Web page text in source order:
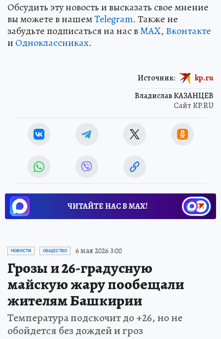
Обсудить эту новость и высказать свое мнение
вы можете в нашемTelegram. Также не
забудьте подписаться на нас вMAX, Вконтакте
и Одноклассниках.
Владислав КАЗАНЦЕВ
Сайт KP.RU
Источник: kp.ru
ЧИТАЙТЕ НАС В МАХ!
НОВОСТИ ОБЩЕСТВО 6 мая 2026 3:00
Грозы и 26-градусную
майскую жару пообещали
жителям Башкирии
Температура подскочит до +26, но не
обойдется без дождей и гроз